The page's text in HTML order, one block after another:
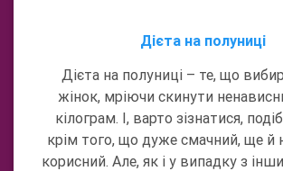
Дієта на полуниці
Дієта на полуниці – те, що
жінок, мріючи скинути
кілограм. І, варто зізнатися,
крім того, що дуже смачний, ще й
корисний. Але, як і у випадку з